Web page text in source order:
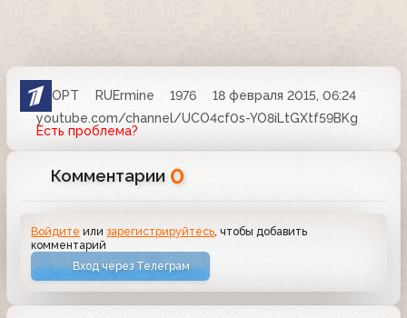
ОРТ RUErmine 1976
18 февраля 2015, 06:24
youtube.com/channel/UCO4cf0s-YO8iLtGXtf59BKg
Есть проблема?
Комментарии 0
Войдите илизарегистрируйтесь , чтобы добавить
комментарий
Вход через Телеграм